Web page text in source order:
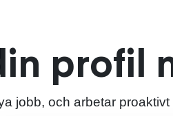
profil
jobb, och arbetar